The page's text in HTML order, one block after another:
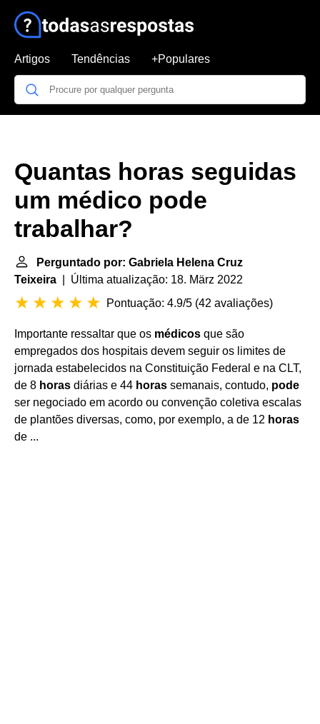
Artigos Tendências +Populares
Quantas horas seguidas
um médico pode
trabalhar?
Perguntado por: Gabriela Helena Cruz
Teixeira | Última atualização: 18. März 2022
Pontuação: 4.9/5 (42 avaliações)
Importante ressaltar que os médicos que são
empregados dos hospitais devem seguir os limites de
jornada estabelecidos na Constituição Federal e na CLT,
de 8 horas diárias e 44 horas semanais, contudo, pode
ser negociado em acordo ou convenção coletiva escalas
de plantões diversas, como, por exemplo, a de 12 horas
de ...